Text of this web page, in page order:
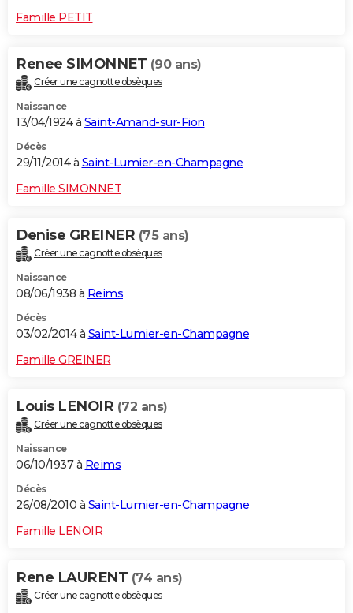
Famille PETIT
Renee SIMONNET (90 ans)
Créer une cagnotte obsèques
Naissance
13/04/1924 à Saint-Amand-sur-Fion
Décès
29/11/2014 à Saint-Lumier-en-Champagne
Famille SIMONNET
Denise GREINER (75 ans)
Créer une cagnotte obsèques
Naissance
08/06/1938 à Reims
Décès
03/02/2014 à Saint-Lumier-en-Champagne
Famille GREINER
Louis LENOIR (72 ans)
Créer une cagnotte obsèques
Naissance
06/10/1937 à Reims
Décès
26/08/2010 à Saint-Lumier-en-Champagne
Famille LENOIR
Rene LAURENT (74 ans)
Créer une cagnotte obsèques